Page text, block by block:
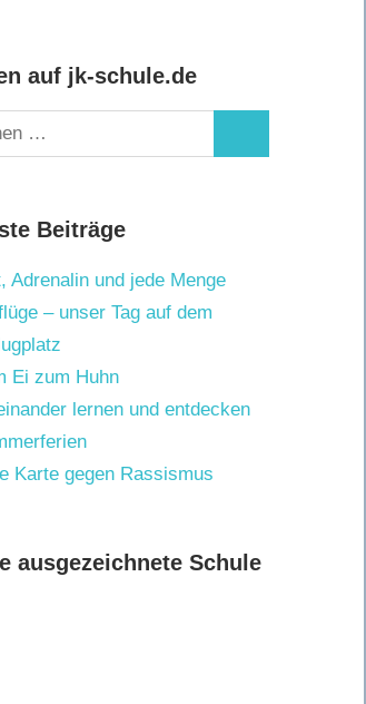
auf jk-schule.de
Beiträge
Adrenalin und jede Menge
– unser Tag auf dem
Ei zum Huhn
lernen und entdecken
Karte gegen Rassismus
ausgezeichnete Schule